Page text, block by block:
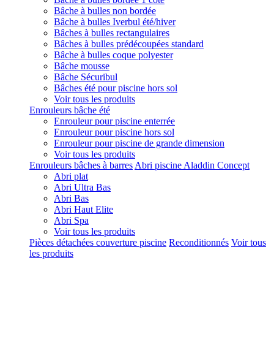
Bâche à bulles non bordée
Bâche à bulles Iverbul été/hiver
Bâches à bulles rectangulaires
Bâches à bulles prédécoupées standard
Bâche à bulles coque polyester
Bâche mousse
Bâche Sécuribul
Bâches été pour piscine hors sol
Voir tous les produits
Enrouleurs bâche été
Enrouleur pour piscine enterrée
Enrouleur pour piscine hors sol
Enrouleur pour piscine de grande dimension
Voir tous les produits
Enrouleurs bâches à barres Abri piscine Aladdin Concept
Abri plat
Abri Ultra Bas
Abri Bas
Abri Haut Elite
Abri Spa
Voir tous les produits
Pièces détachées couverture piscine Reconditionnés Voir tous
les produits